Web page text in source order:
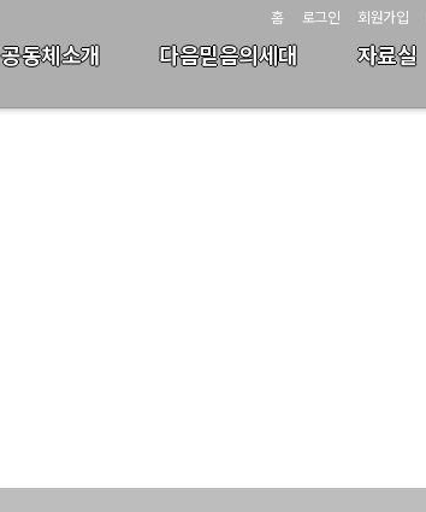
공동체소개 다음믿음의세대 자료실
홈 로그인 회원가입